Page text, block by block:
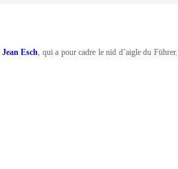
Jean Esch, qui a pour cadre le nid d’aigle du Führer.